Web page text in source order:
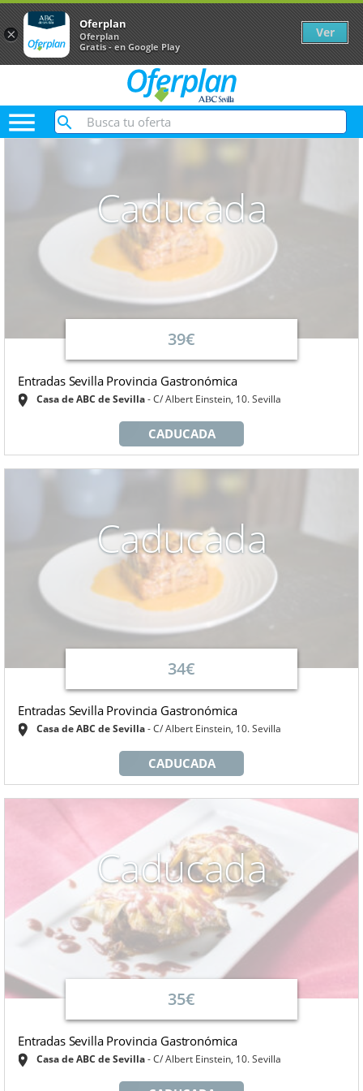

Caducada
39€
Entradas Sevilla Provincia Gastronómica
Casa de ABC de Sevilla C/ Albert Einstein, 10. Sevilla
CADUCADA
Caducada
34€
Entradas Sevilla Provincia Gastronómica
Casa de ABC de Sevilla C/ Albert Einstein, 10. Sevilla
CADUCADA
Caducada
35€
Entradas Sevilla Provincia Gastronómica
Casa de ABC de Sevilla C/ Albert Einstein, 10. Sevilla
×
Oferplan
Oferplan
Gratis - en Google Play
Ver